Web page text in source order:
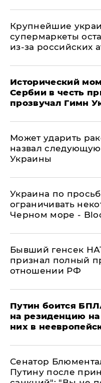
Крупнейшие
супермаркеты
из-за российских
Исторический
Сербии в честь
прозвучал Гимн
Может ударить
назвал
Украины
Украина по
ограничивать
Черном море -
Бывший генсек
признал полный
отношении РФ
Путин боится
на резиденцию на
них в
Сенатор
Путину после